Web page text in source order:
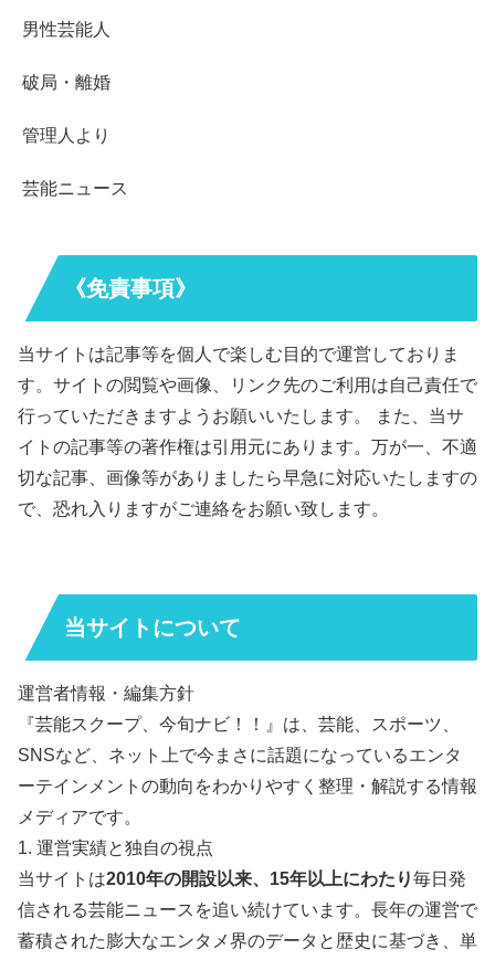
男性芸能人
破局・離婚
管理人より
芸能ニュース
《免責事項》
当サイトは記事等を個人で楽しむ目的で運営しておりま
す。サイトの閲覧や画像、リンク先のご利用は自己責任で
行っていただきますようお願いいたします。 また、当サ
イトの記事等の著作権は引用元にあります。万が一、不適
切な記事、画像等がありましたら早急に対応いたしますの
で、恐れ入りますがご連絡をお願い致します。
当サイトについて
運営者情報・編集方針
『芸能スクープ、今旬ナビ！！』は、芸能、スポーツ、
SNSなど、ネット上で今まさに話題になっているエンタ
ーテインメントの動向をわかりやすく整理・解説する情報
メディアです。
1. 運営実績と独自の視点
当サイトは2010年の開設以来、15年以上にわたり毎日発
信される芸能ニュースを追い続けています。長年の運営で
蓄積された膨大なエンタメ界のデータと歴史に基づき、単